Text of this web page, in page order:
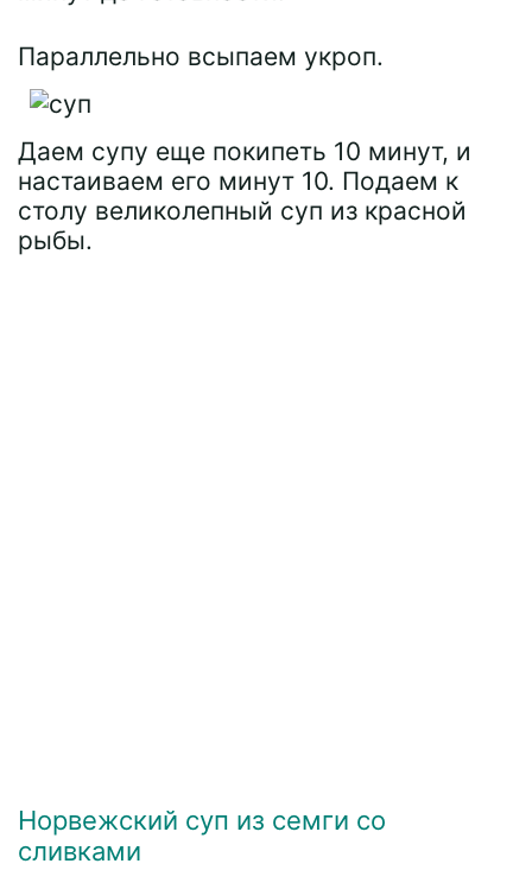
Параллельно всыпаем укроп.
Даем супу еще покипеть 10 минут, и
настаиваем его минут 10. Подаем к
столу великолепный суп из красной
рыбы.
Норвежский суп из семги со
сливками